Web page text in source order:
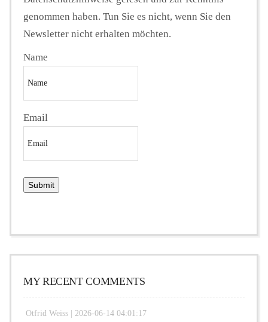
genommen haben. Tun Sie es nicht, wenn Sie den
Newsletter nicht erhalten möchten.
Name
Email
MY RECENT COMMENTS
Otfrid Weiss | 2026-06-14 04:01:17